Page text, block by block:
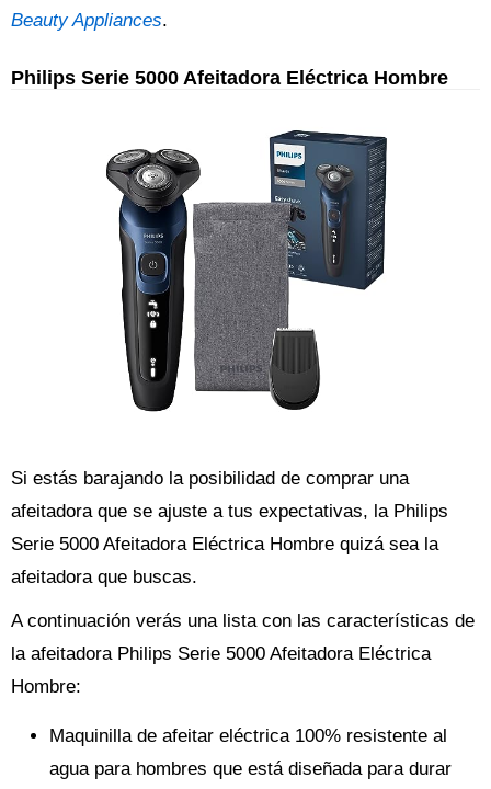
Beauty Appliances.
Philips Serie 5000 Afeitadora Eléctrica Hombre
Si estás barajando la posibilidad de comprar una
afeitadora que se ajuste a tus expectativas, la Philips
Serie 5000 Afeitadora Eléctrica Hombre quizá sea la
afeitadora que buscas.
A continuación verás una lista con las características de
la afeitadora Philips Serie 5000 Afeitadora Eléctrica
Hombre:
Maquinilla de afeitar eléctrica 100% resistente al
agua para hombres que está diseñada para durar